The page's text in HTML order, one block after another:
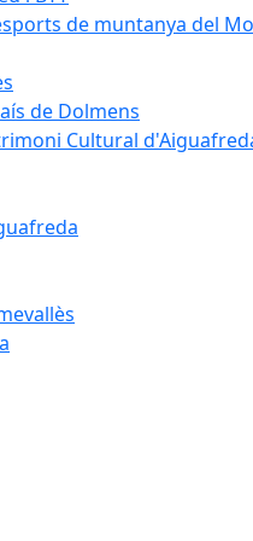
de muntanya del
de Dolmens
Cultural